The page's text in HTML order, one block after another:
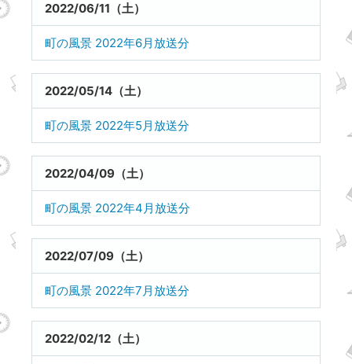
2022/06/11（土）
町の風景 2022年6月放送分
2022/05/14（土）
町の風景 2022年5月放送分
2022/04/09（土）
町の風景 2022年4月放送分
2022/07/09（土）
町の風景 2022年7月放送分
2022/02/12（土）